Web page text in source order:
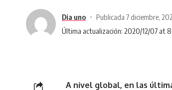
Última actualización: 2020/12/07 at
Dia uno Publicada 7 diciembre,
A nivel global, en las